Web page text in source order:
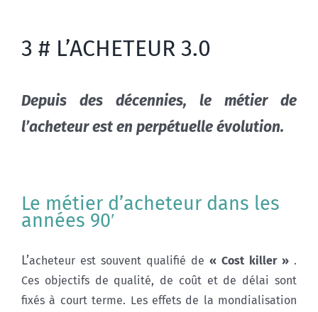
3 # L’ACHETEUR 3.0
Depuis des décennies, le métier de
l’acheteur est en perpétuelle évolution.
Le métier d’acheteur dans les
années 90′
L’acheteur est souvent qualifié de« Cost killer » .
Ces objectifs de qualité, de coût et de délai sont
fixés à court terme. Les effets de la mondialisation